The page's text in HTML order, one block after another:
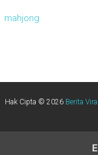
mahjong
Hak Cipta © 2026 Berita Viral